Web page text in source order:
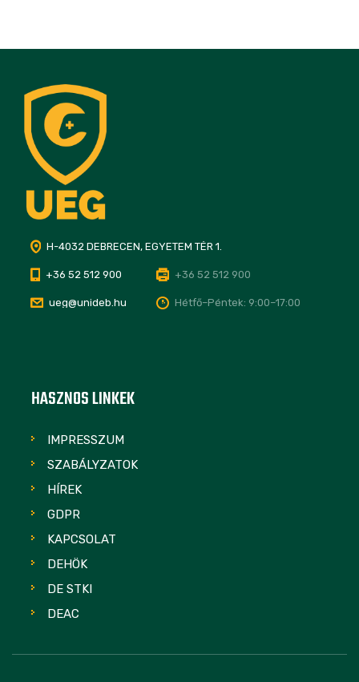
H-4032 DEBRECEN, EGYETEM TÉR 1.
+36 52 512 900 +36 52 512 900
ueg@unideb.hu Hétfő–Péntek: 9:00–17:00
HASZNOS LINKEK
IMPRESSZUM
SZABÁLYZATOK
HÍREK
GDPR
KAPCSOLAT
DEHÖK
DE STKI
DEAC